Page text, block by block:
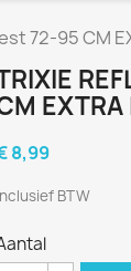
72-95 CM
EXTRA
8,99
BTW